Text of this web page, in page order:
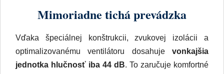
Mimoriadne tichá prevádzka
Vďaka špeciálnej konštrukcii, zvukovej izolácii a
optimalizovanému ventilátoru dosahuje vonkajšia
jednotka hlučnosť iba 44 dB. To zaručuje komfortné